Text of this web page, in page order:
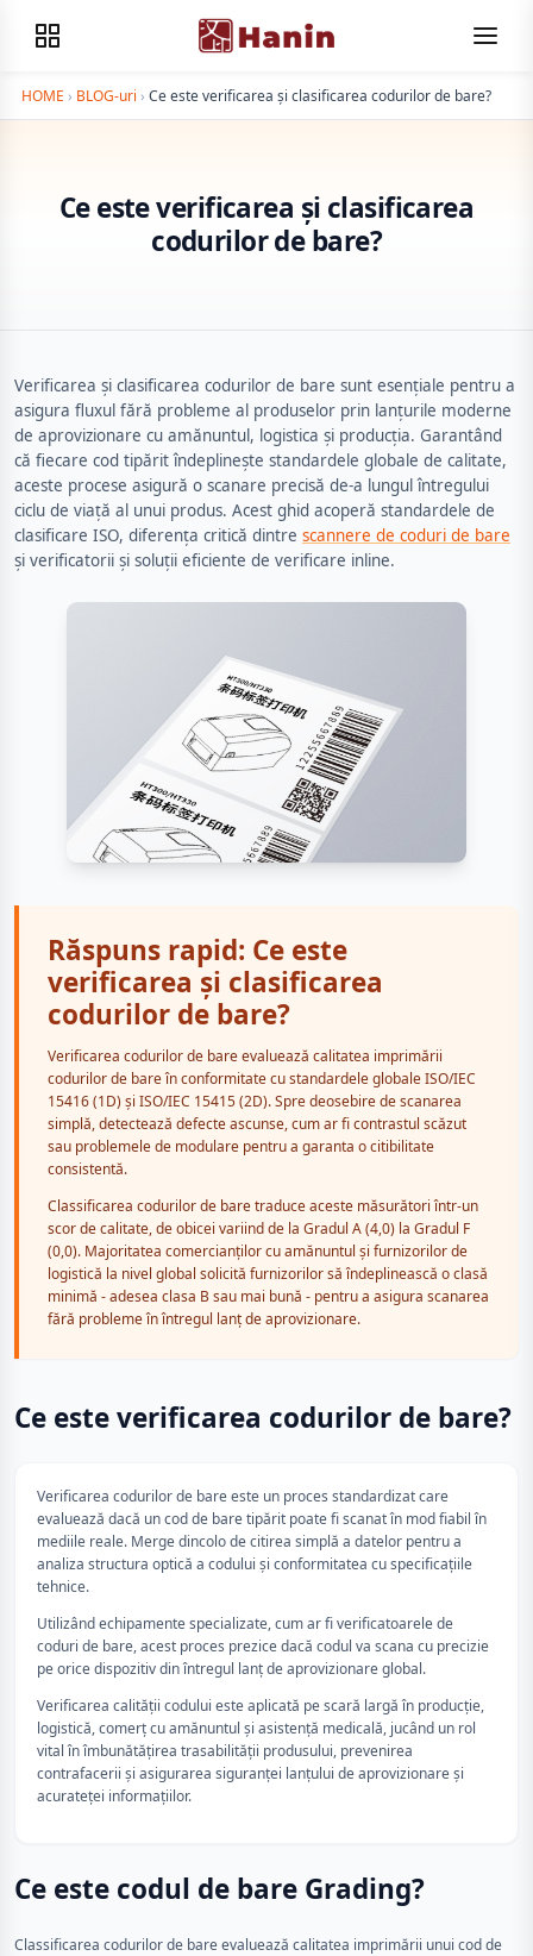
HOME › BLOG-uri › Ce este verificarea și clasificarea codurilor de bare?
Ce este verificarea și clasificarea
codurilor de bare?
Verificarea și clasificarea codurilor de bare sunt esențiale pentru a
asigura fluxul fără probleme al produselor prin lanțurile moderne
de aprovizionare cu amănuntul, logistica și producția. Garantând
că fiecare cod tipărit îndeplinește standardele globale de calitate,
aceste procese asigură o scanare precisă de-a lungul întregului
ciclu de viață al unui produs. Acest ghid acoperă standardele de
clasificare ISO, diferența critică dintre scannere de coduri de bare
și verificatorii și soluții eficiente de verificare inline.
Răspuns rapid: Ce este
verificarea și clasificarea
codurilor de bare?
Verificarea codurilor de bare evaluează calitatea imprimării
codurilor de bare în conformitate cu standardele globale ISO/IEC
15416 (1D) și ISO/IEC 15415 (2D). Spre deosebire de scanarea
simplă, detectează defecte ascunse, cum ar fi contrastul scăzut
sau problemele de modulare pentru a garanta o citibilitate
consistentă.
Classificarea codurilor de bare traduce aceste măsurători într-un
scor de calitate, de obicei variind de la Gradul A (4,0) la Gradul F
(0,0). Majoritatea comercianților cu amănuntul și furnizorilor de
logistică la nivel global solicită furnizorilor să îndeplinească o clasă
minimă - adesea clasa B sau mai bună - pentru a asigura scanarea
fără probleme în întregul lanț de aprovizionare.
Ce este verificarea codurilor de bare?
Verificarea codurilor de bare este un proces standardizat care
evaluează dacă un cod de bare tipărit poate fi scanat în mod fiabil în
mediile reale. Merge dincolo de citirea simplă a datelor pentru a
analiza structura optică a codului și conformitatea cu specificațiile
tehnice.
Utilizând echipamente specializate, cum ar fi verificatoarele de
coduri de bare, acest proces prezice dacă codul va scana cu precizie
pe orice dispozitiv din întregul lanț de aprovizionare global.
Verificarea calității codului este aplicată pe scară largă în producție,
logistică, comerț cu amănuntul și asistență medicală, jucând un rol
vital în îmbunătățirea trasabilității produsului, prevenirea
contrafacerii și asigurarea siguranței lanțului de aprovizionare și
acurateței informațiilor.
Ce este codul de bare Grading?
Classificarea codurilor de bare evaluează calitatea imprimării unui cod de